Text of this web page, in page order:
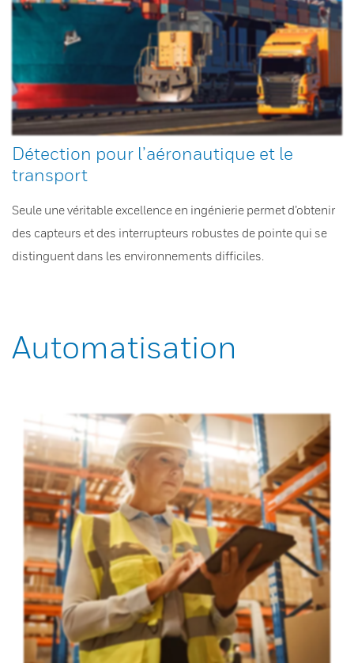
Détection pour l’aéronautique et le
transport
Seule une véritable excellence en ingénierie permet d’obtenir
des capteurs et des interrupteurs robustes de pointe qui se
distinguent dans les environnements difficiles.
Automatisation